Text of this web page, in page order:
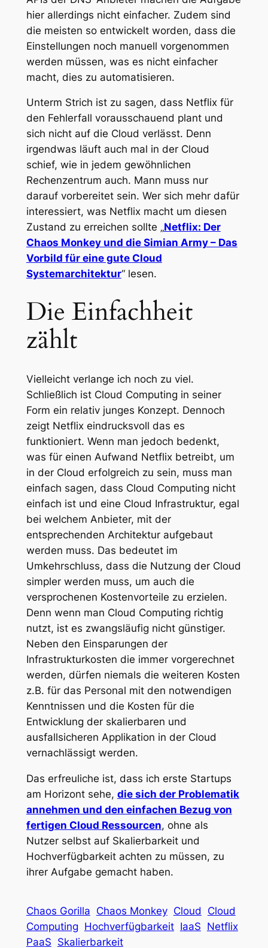
hier allerdings nicht einfacher. Zudem sind
die meisten so entwickelt worden, dass die
Einstellungen noch manuell vorgenommen
werden müssen, was es nicht einfacher
macht, dies zu automatisieren.
Unterm Strich ist zu sagen, dass Netflix für
den Fehlerfall vorausschauend plant und
sich nicht auf die Cloud verlässt. Denn
irgendwas läuft auch mal in der Cloud
schief, wie in jedem gewöhnlichen
Rechenzentrum auch. Mann muss nur
darauf vorbereitet sein. Wer sich mehr dafür
interessiert, was Netflix macht um diesen
Zustand zu erreichen sollte „Netflix: Der
Chaos Monkey und die Simian Army – Das
Vorbild für eine gute Cloud
Systemarchitektur“ lesen.
Die Einfachheit
zählt
Vielleicht verlange ich noch zu viel.
Schließlich ist Cloud Computing in seiner
Form ein relativ junges Konzept. Dennoch
zeigt Netflix eindrucksvoll das es
funktioniert. Wenn man jedoch bedenkt,
was für einen Aufwand Netflix betreibt, um
in der Cloud erfolgreich zu sein, muss man
einfach sagen, dass Cloud Computing nicht
einfach ist und eine Cloud Infrastruktur, egal
bei welchem Anbieter, mit der
entsprechenden Architektur aufgebaut
werden muss. Das bedeutet im
Umkehrschluss, dass die Nutzung der Cloud
simpler werden muss, um auch die
versprochenen Kostenvorteile zu erzielen.
Denn wenn man Cloud Computing richtig
nutzt, ist es zwangsläufig nicht günstiger.
Neben den Einsparungen der
Infrastrukturkosten die immer vorgerechnet
werden, dürfen niemals die weiteren Kosten
z.B. für das Personal mit den notwendigen
Kenntnissen und die Kosten für die
Entwicklung der skalierbaren und
ausfallsicheren Applikation in der Cloud
vernachlässigt werden.
Das erfreuliche ist, dass ich erste Startups
am Horizont sehe, die sich der Problematik
annehmen und den einfachen Bezug von
fertigen Cloud Ressourcen, ohne als
Nutzer selbst auf Skalierbarkeit und
Hochverfügbarkeit achten zu müssen, zu
ihrer Aufgabe gemacht haben.
Chaos Gorilla Chaos Monkey Cloud
Cloud
Computing Hochverfügbarkeit IaaS Netflix
PaaS Skalierbarkeit